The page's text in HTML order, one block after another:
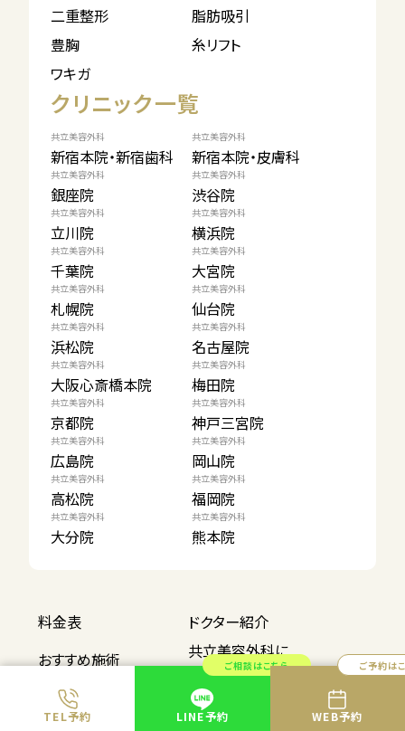
TEL予約
ご相談はこちら
LINE予約
ご予約は
WEB予約
二重整形
脂肪吸引
豊胸
糸リフト
ワキガ
クリニック一覧
共立美容外科
新宿本院・新宿歯科
共立美容外科
新宿本院・皮膚科
共立美容外科
銀座院
共立美容外科
渋谷院
共立美容外科
立川院
共立美容外科
横浜院
共立美容外科
千葉院
共立美容外科
大宮院
共立美容外科
札幌院
共立美容外科
仙台院
共立美容外科
浜松院
共立美容外科
名古屋院
共立美容外科
大阪心斎橋本院
共立美容外科
梅田院
共立美容外科
京都院
共立美容外科
神戸三宮院
共立美容外科
広島院
共立美容外科
岡山院
共立美容外科
高松院
共立美容外科
福岡院
共立美容外科
大分院
共立美容外科
熊本院
料金表
ドクター紹介
おすすめ施術
共立美容外科に
ついて
公式コラム
地域別施術解説